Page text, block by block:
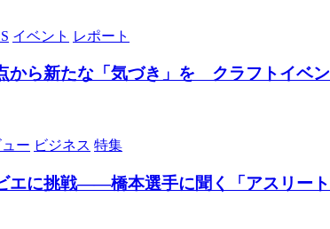
イベント レポート
から新たな「気づき」を クラフトイベ
ー ビジネス 特集
エに挑戦――橋本選手に聞く「アスリー